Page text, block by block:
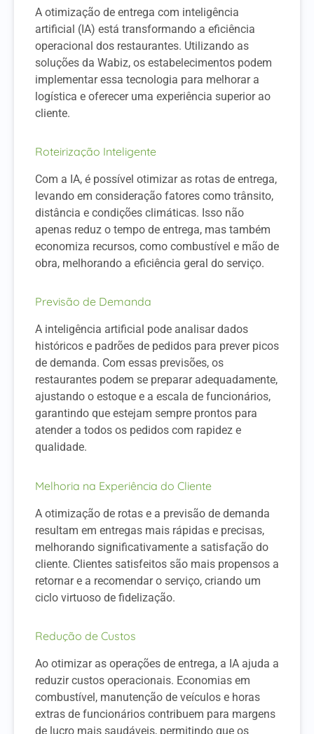
A otimização de entrega com inteligência
artificial (IA) está transformando a eficiência
operacional dos restaurantes. Utilizando as
soluções da Wabiz, os estabelecimentos podem
implementar essa tecnologia para melhorar a
logística e oferecer uma experiência superior ao
cliente.
Roteirização Inteligente
Com a IA, é possível otimizar as rotas de entrega,
levando em consideração fatores como trânsito,
distância e condições climáticas. Isso não
apenas reduz o tempo de entrega, mas também
economiza recursos, como combustível e mão de
obra, melhorando a eficiência geral do serviço.
Previsão de Demanda
A inteligência artificial pode analisar dados
históricos e padrões de pedidos para prever picos
de demanda. Com essas previsões, os
restaurantes podem se preparar adequadamente,
ajustando o estoque e a escala de funcionários,
garantindo que estejam sempre prontos para
atender a todos os pedidos com rapidez e
qualidade.
Melhoria na Experiência do Cliente
A otimização de rotas e a previsão de demanda
resultam em entregas mais rápidas e precisas,
melhorando significativamente a satisfação do
cliente. Clientes satisfeitos são mais propensos a
retornar e a recomendar o serviço, criando um
ciclo virtuoso de fidelização.
Redução de Custos
Ao otimizar as operações de entrega, a IA ajuda a
reduzir custos operacionais. Economias em
combustível, manutenção de veículos e horas
extras de funcionários contribuem para margens
de lucro mais saudáveis, permitindo que os